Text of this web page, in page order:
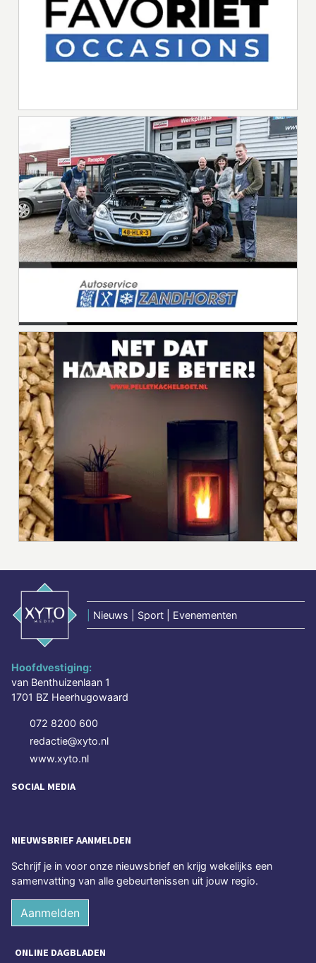
Nieuws | Sport | Evenementen
Hoofdvestiging:
van Benthuizenlaan 1
1701 BZ Heerhugowaard
072 8200 600
redactie@xyto.nl
www.xyto.nl
SOCIAL MEDIA
NIEUWSBRIEF AANMELDEN
Schrijf je in voor onze nieuwsbrief en krijg wekelijks een
samenvatting van alle gebeurtenissen uit jouw regio.
Aanmelden
ONLINE DAGBLADEN